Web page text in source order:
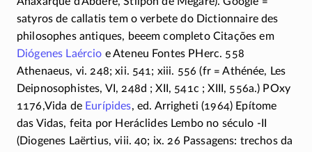
satyros de callatis tem o verbete do Dictionnaire des
philosophes antiques, beeem completo Citações em
Diógenes Laércio e Ateneu Fontes PHerc. 558
Athenaeus, vi. 248; xii. 541; xiii. 556 (fr = Athénée, Les
Deipnosophistes, VI, 248d ; XII, 541c ; XIII, 556a.) POxy
1176,Vida de Eurípides, ed. Arrigheti (1964) Epítome
das Vidas, feita por Heráclides Lembo no século -II
(Diogenes Laërtius, viii. 40; ix. 26 Passagens: trechos da